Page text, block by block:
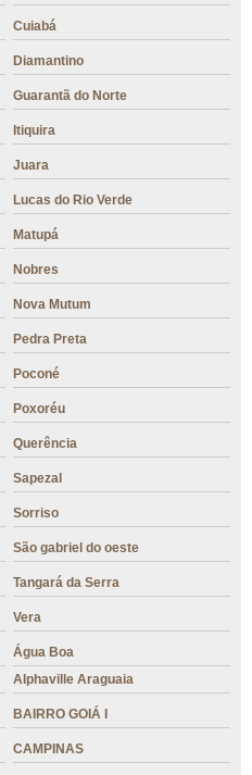
Cuiabá
Diamantino
Guarantã do Norte
Itiquira
Juara
Lucas do Rio Verde
Matupá
Nobres
Nova Mutum
Pedra Preta
Poconé
Poxoréu
Querência
Sapezal
Sorriso
São gabriel do oeste
Tangará da Serra
Vera
Água Boa
Alphaville Araguaia
BAIRRO GOIÁ I
CAMPINAS